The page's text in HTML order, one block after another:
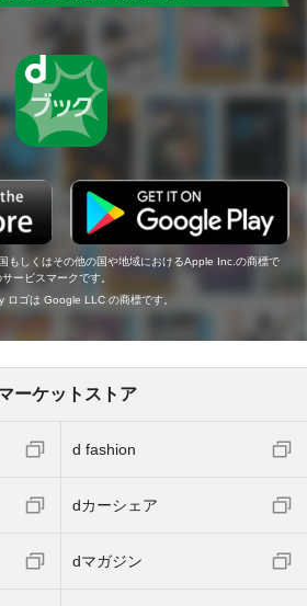
もしくはその他の国や地域におけるApple Inc.の商標で
ービスマークです。
ゴは Google LLC の商標です。
ーケットストア
d fashion
dカーシェア
dマガジン